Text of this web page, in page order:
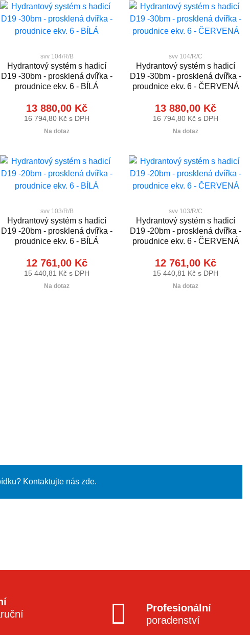
svv 104/R/B
Hydrantový systém s hadicí
D19 -30bm - prosklená dvířka -
proudnice ekv. 6 - BÍLÁ
13 880,00 Kč
16 794,80 Kč s DPH
Na dotaz
svv 104/R/C
Hydrantový systém s hadicí
D19 -30bm - prosklená dvířka -
proudnice ekv. 6 - ČERVENÁ
13 880,00 Kč
16 794,80 Kč s DPH
Na dotaz
svv 103/R/B
Hydrantový systém s hadicí
D19 -20bm - prosklená dvířka -
proudnice ekv. 6 - BÍLÁ
12 761,00 Kč
15 440,81 Kč s DPH
Na dotaz
svv 103/R/C
Hydrantový systém s hadicí
D19 -20bm - prosklená dvířka -
proudnice ekv. 6 - ČERVENÁ
12 761,00 Kč
15 440,81 Kč s DPH
Na dotaz
Kontaktujte nás zde.
Profesionální
poradenství